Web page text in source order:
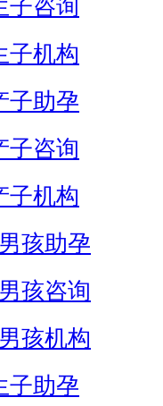
子咨询
子机构
子助孕
子咨询
子机构
孩助孕
孩咨询
孩机构
子助孕